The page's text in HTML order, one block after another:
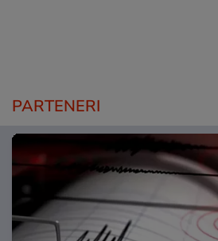
PARTENERI